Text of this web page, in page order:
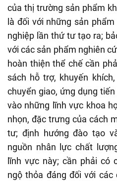
của thị trường sản phẩm
là đối với những sản
nghiệp lần thứ tư tạo ra;
với các sản phẩm nghiên
hoàn thiện thể chế cần
sách hỗ trợ, khuyến
chuyển giao, ứng dụng
vào những lĩnh vực khoa
nhọn, đặc trưng của cách
tư; định hướng đào tạo
nguồn nhân lực chất
lĩnh vực này; cần phải có
ngộ thỏa đáng đối với các